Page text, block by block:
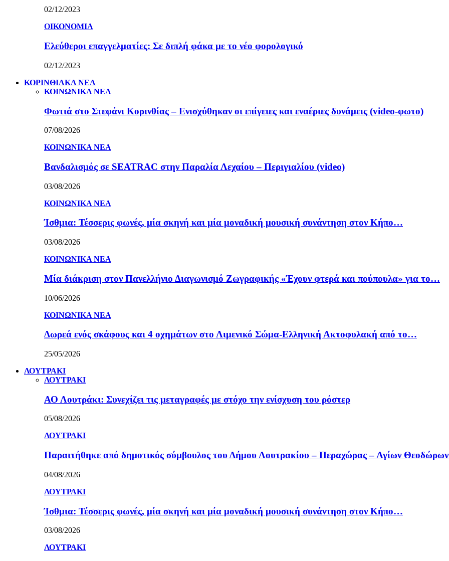
02/12/2023
ΟΙΚΟΝΟΜΙΑ
Ελεύθεροι επαγγελματίες: Σε διπλή φάκα με το νέο φορολογικό
02/12/2023
ΚΟΡΙΝΘΙΑΚΑ ΝΕΑ
ΚΟΙΝΩΝΙΚΑ ΝΕΑ
Φωτιά στο Στεφάνι Κορινθίας – Ενισχύθηκαν οι επίγειες και εναέριες δυνάμεις (video-φωτο)
07/08/2026
ΚΟΙΝΩΝΙΚΑ ΝΕΑ
Βανδαλισμός σε SEATRAC στην Παραλία Λεχαίου – Περιγιαλίου (video)
03/08/2026
ΚΟΙΝΩΝΙΚΑ ΝΕΑ
Ίσθμια: Τέσσερις φωνές, μία σκηνή και μία μοναδική μουσική συνάντηση στον Κήπο…
03/08/2026
ΚΟΙΝΩΝΙΚΑ ΝΕΑ
Μία διάκριση στον Πανελλήνιο Διαγωνισμό Ζωγραφικής «Έχουν φτερά και πούπουλα» για το…
10/06/2026
ΚΟΙΝΩΝΙΚΑ ΝΕΑ
Δωρεά ενός σκάφους και 4 οχημάτων στο Λιμενικό Σώμα-Ελληνική Ακτοφυλακή από το…
25/05/2026
ΛΟΥΤΡΑΚΙ
ΛΟΥΤΡΑΚΙ
ΑΟ Λουτράκι: Συνεχίζει τις μεταγραφές με στόχο την ενίσχυση του ρόστερ
05/08/2026
ΛΟΥΤΡΑΚΙ
Παραιτήθηκε από δημοτικός σύμβουλος του Δήμου Λουτρακίου – Περαχώρας – Αγίων
04/08/2026
ΛΟΥΤΡΑΚΙ
Ίσθμια: Τέσσερις φωνές, μία σκηνή και μία μοναδική μουσική συνάντηση στον Κήπο…
03/08/2026
ΛΟΥΤΡΑΚΙ